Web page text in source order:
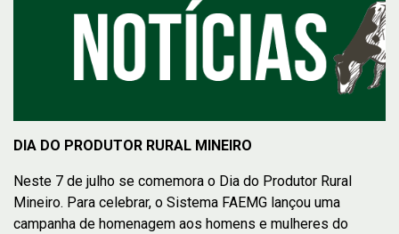
DIA DO PRODUTOR RURAL MINEIRO
Neste 7 de julho se comemora o Dia do Produtor Rural
Mineiro. Para celebrar, o Sistema FAEMG lançou uma
campanha de homenagem aos homens e mulheres do